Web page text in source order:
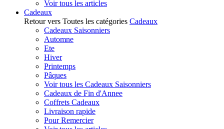
Voir tous les articles
Cadeaux
Retour vers Toutes les catégories Cadeaux
Cadeaux Saisonniers
Automne
Ete
Hiver
Printemps
Pâques
Voir tous les Cadeaux Saisonniers
Cadeaux de Fin d'Annee
Coffrets Cadeaux
Livraison rapide
Pour Remercier